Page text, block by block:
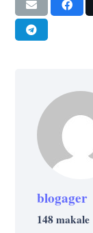
blogager
148 makale